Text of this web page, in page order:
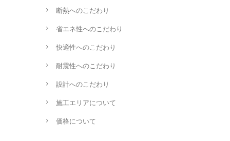
断熱へのこだわり
省エネ性へのこだわり
快適性へのこだわり
耐震性へのこだわり
設計へのこだわり
施工エリアについて
価格について